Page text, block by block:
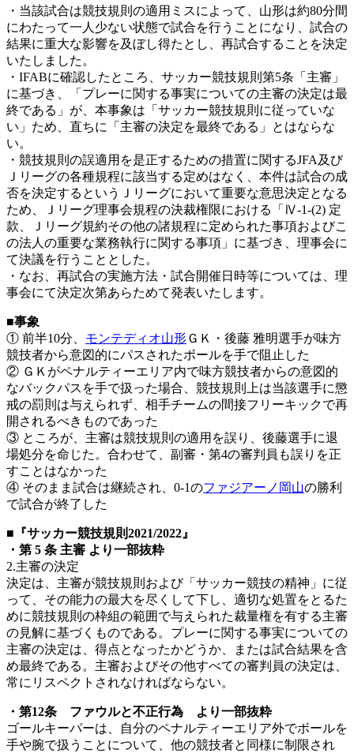
・当該試合は競技規則の適用ミスによって、山形は約80分間
にわたって一人少ない状態で試合を行うことになり、試合の
結果に重大な影響を及ぼし得たとし、再試合することを決定
いたしました。
・IFABに確認したところ、サッカー競技規則第5条「主審」
に基づき、「プレーに関する事実についての主審の決定は最
終である」が、本事象は「サッカー競技規則に従っていな
い」ため、直ちに「主審の決定を最終である」とはならな
い。
・競技規則の誤適用を是正するための措置に関するJFA及び
Ｊリーグの各種規程に該当する定めはなく、本件は試合の成
否を決定するというＪリーグにおいて重要な意思決定となる
ため、Ｊリーグ理事会規程の決裁権限における「Ⅳ-1-(2) 定
款、Ｊリーグ規約その他の諸規程に定められた事項およびこ
の法人の重要な業務執行に関する事項」に基づき、理事会に
て決議を行うこととした。
・なお、再試合の実施方法・試合開催日時等については、理
事会にて決定次第あらためて発表いたします。
■事象
① 前半10分、 モンテディオ山形ＧＫ・後藤 雅明選手が味方
競技者から意図的にパスされたボールを手で阻止した
② ＧＫがペナルティーエリア内で味方競技者からの意図的
なバックパスを手で扱った場合、競技規則上は当該選手に懲
戒の罰則は与えられず、相手チームの間接フリーキックで再
開されるべきものであった
③ ところが、主審は競技規則の適用を誤り、後藤選手に退
場処分を命じた。合わせて、副審・第4の審判員も誤りを正
すことはなかった
④ そのまま試合は継続され、0-1のファジアーノ岡山の勝利
で試合が終了した
■『サッカー競技規則2021/2022』
・第 5 条 主審 より一部抜粋
2.主審の決定
決定は、主審が競技規則および「サッカー競技の精神」に従
って、その能力の最大を尽くして下し、適切な処置をとるた
めに競技規則の枠組の範囲で与えられた裁量権を有する主審
の見解に基づくものである。プレーに関する事実についての
主審の決定は、得点となったかどうか、または試合結果を含
め最終である。主審およびその他すべての審判員の決定は、
常にリスペクトされなければならない。
・第12条 ファウルと不正行為 より一部抜粋
ゴールキーパーは、自分のペナルティーエリア外でボールを
手や腕で扱うことについて、他の競技者と同様に制限され